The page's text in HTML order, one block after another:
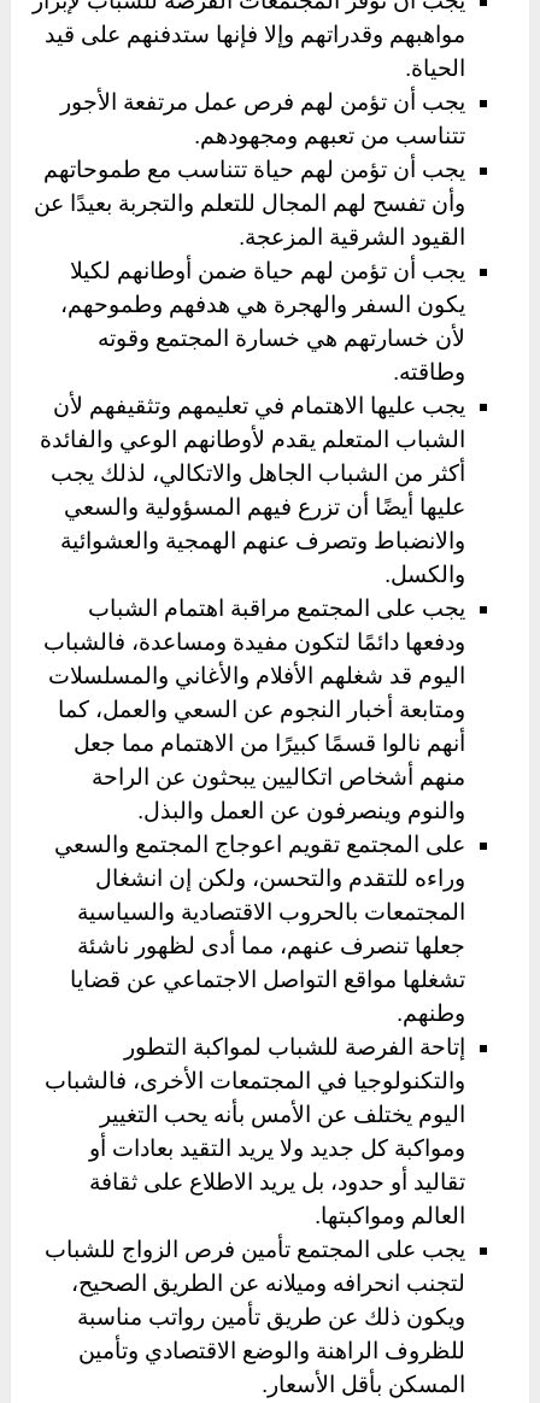
مواهبهم وقدراتهم وإلا فإنها ستدفنهم على قيد
الحياة.
يجب أن تؤمن لهم فرص عمل مرتفعة الأجور
تتناسب من تعبهم ومجهودهم.
يجب أن تؤمن لهم حياة تتناسب مع طموحاتهم
وأن تفسح لهم المجال للتعلم والتجربة بعيدًا عن
القيود الشرقية المزعجة.
يجب أن تؤمن لهم حياة ضمن أوطانهم لكيلا
يكون السفر والهجرة هي هدفهم وطموحهم،
لأن خسارتهم هي خسارة المجتمع وقوته
وطاقته.
يجب عليها الاهتمام في تعليمهم وتثقيفهم لأن
الشباب المتعلم يقدم لأوطانهم الوعي والفائدة
أكثر من الشباب الجاهل والاتكالي، لذلك يجب
عليها أيضًا أن تزرع فيهم المسؤولية والسعي
والانضباط وتصرف عنهم الهمجية والعشوائية
والكسل.
يجب على المجتمع مراقبة اهتمام الشباب
ودفعها دائمًا لتكون مفيدة ومساعدة، فالشباب
اليوم قد شغلهم الأفلام والأغاني والمسلسلات
ومتابعة أخبار النجوم عن السعي والعمل، كما
أنهم نالوا قسمًا كبيرًا من الاهتمام مما جعل
منهم أشخاص اتكاليين يبحثون عن الراحة
والنوم وينصرفون عن العمل والبذل.
على المجتمع تقويم اعوجاج المجتمع والسعي
وراءه للتقدم والتحسن، ولكن إن انشغال
المجتمعات بالحروب الاقتصادية والسياسية
جعلها تنصرف عنهم، مما أدى لظهور ناشئة
تشغلها مواقع التواصل الاجتماعي عن قضايا
وطنهم.
إتاحة الفرصة للشباب لمواكبة التطور
والتكنولوجيا في المجتمعات الأخرى، فالشباب
اليوم يختلف عن الأمس بأنه يحب التغيير
ومواكبة كل جديد ولا يريد التقيد بعادات أو
تقاليد أو حدود، بل يريد الاطلاع على ثقافة
العالم ومواكبتها.
يجب على المجتمع تأمين فرص الزواج للشباب
لتجنب انحرافه وميلانه عن الطريق الصحيح،
ويكون ذلك عن طريق تأمين رواتب مناسبة
للظروف الراهنة والوضع الاقتصادي وتأمين
المسكن بأقل الأسعار.